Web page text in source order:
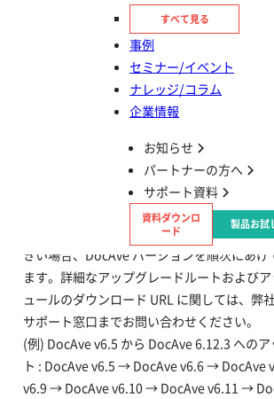
すべて見る
事例
セミナー/イベント
ナレッジ/コラム
企業情報
お知らせ
パートナーの方へ
サポート資料
資料ダウンロ
ード
製品お試
・アップグレード作業中に、DocAve サービ
び、 IIS 再起動（エージェントアップグレー
・アップグレードを実施するには、保守契約
す。保守更新手続きとライセンスの再発行を
は、担当営業までお問い合わせください。
・本手順書は SharePoint のバージョン変更
せん。DocAve の各バージョンでサポートし
バージョンに関しては、弊社が公開している
・ご利用中の DocAve バージョンと最新バ
きい場合、DocAve バージョンを順次にあげ
ます。詳細なアップグレードルートおよび
ュールのダウンロード URL に関しては、弊
サポート窓口までお問い合わせください。
(例) DocAve v6.5 から DocAve 6.12.3 への
ト : DocAve v6.5 → DocAve v6.6 → DocAve
v6.9 → DocAve v6.10 → DocAve v6.11 →